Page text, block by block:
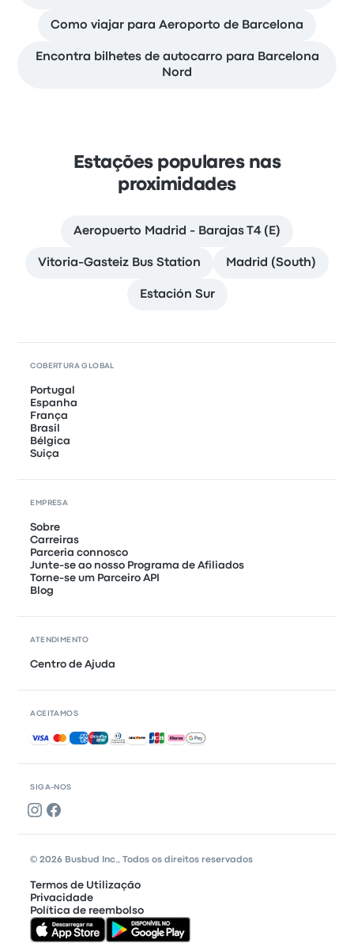
Como viajar para Aeroporto de Barcelona
Encontra bilhetes de autocarro para Barcelona
Nord
Estações populares nas
proximidades
Aeropuerto Madrid - Barajas T4 (E)
Vitoria-Gasteiz Bus Station Madrid (South)
Estación Sur
SIGA-NOS
COBERTURA GLOBAL
Portugal
Espanha
França
Brasil
Bélgica
Suiça
EMPRESA
Sobre
Carreiras
Parceria connosco
Junte-se ao nosso Programa de Afiliados
Torne-se um Parceiro API
Blog
ATENDIMENTO
Centro de Ajuda
ACEITAMOS
Pagamentos aceites
© 2026 Busbud Inc., Todos os direitos reservados
Termos de Utilização
Privacidade
Política de reembolso